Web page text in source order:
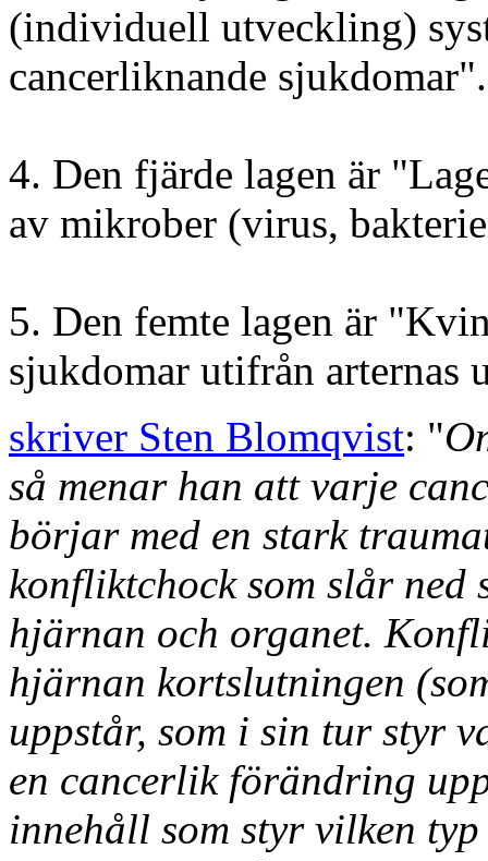
(individuell utveckling)
cancerliknande sjukdomar".
4. Den fjärde lagen är
av mikrober (virus,
5. Den femte lagen är
sjukdomar utifrån arternas
skriver Sten Blomqvist: "
så menar han att varje
börjar med en stark
konfliktchock som slår
hjärnan och organet.
hjärnan kortslutningen
uppstår, som i sin tur styr
en cancerlik förändring
innehåll som styr vilken